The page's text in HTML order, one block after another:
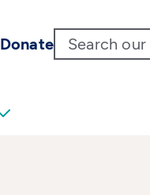
Donate